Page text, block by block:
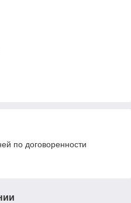
по договоренности